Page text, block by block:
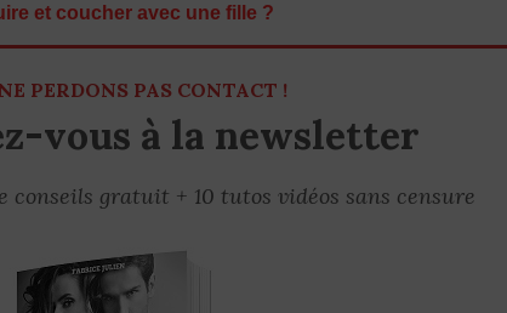
et coucher avec une fille ?
NE PERDONS PAS CONTACT !
vous à la newsletter
conseils gratuit + 10 tutos vidéos sans censure